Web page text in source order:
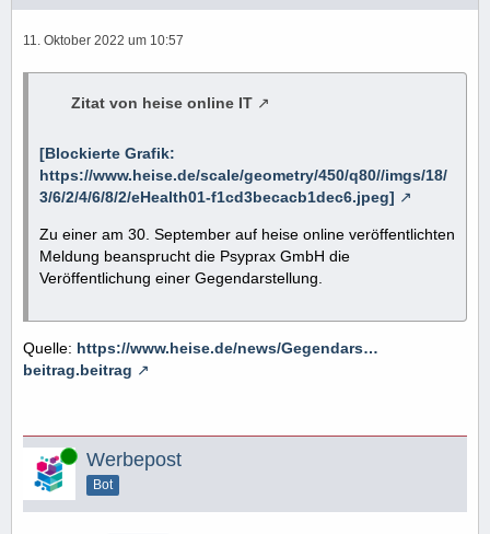
11. Oktober 2022 um 10:57
Zitat von heise online IT
[Blockierte Grafik:
https://www.heise.de/scale/geometry/450/q80//imgs/18/
3/6/2/4/6/8/2/eHealth01-f1cd3becacb1dec6.jpeg]
Zu einer am 30. September auf heise online veröffentlichten
Meldung beansprucht die Psyprax GmbH die
Veröffentlichung einer Gegendarstellung.
Quelle: https://www.heise.de/news/Gegendars…
beitrag.beitrag
Online Werbepost
Bot